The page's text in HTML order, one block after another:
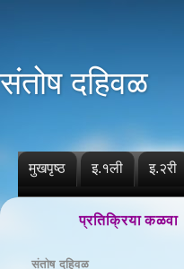
संतोष दहिवळ
मुखपृष्ठ इ.१ली इ.२री
प्रतिक्रिया कळवा
संतोष दहिवळ